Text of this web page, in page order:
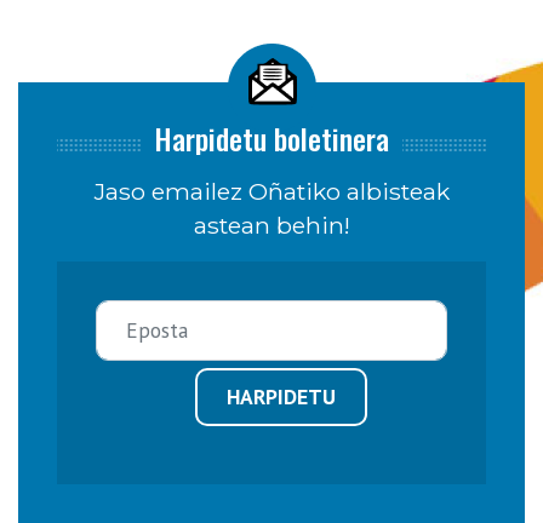
Harpidetu boletinera
Jaso emailez Oñatiko albisteak
astean behin!
HARPIDETU